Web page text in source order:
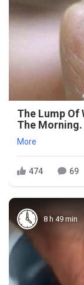
The Lump Of
The
More
474 69
8 h 49 min